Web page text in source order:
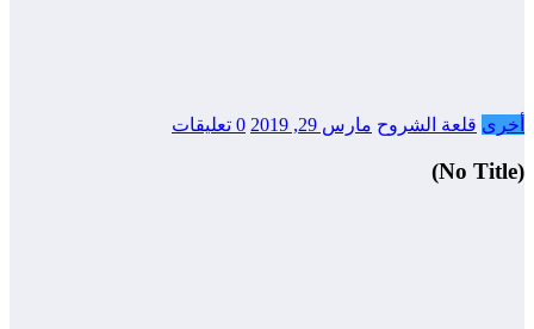
أخرى قلعة الشروح مارس 29, 2019 0 تعليقات
(No Title)